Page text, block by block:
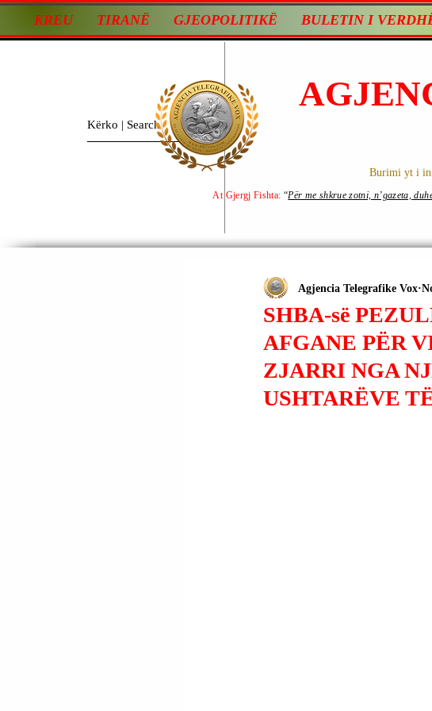
KREU TIRANË GJEOPOLITIKË BULETIN I
Burimi yt i
At Gjergj Fishta: “Për me shkrue zotni, n’gazeta,
SHBA-së
AFGANE PËR
ZJARRI NGA
USHTARËVE
Agjencia Telegrafike Vox